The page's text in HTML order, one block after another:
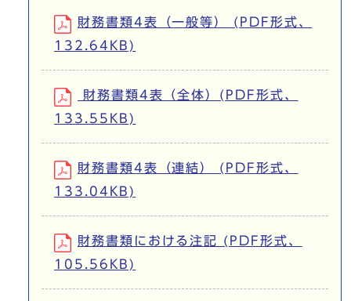
財務書類4表（一般等） (PDF形式、
132.64KB)
財務書類4表（全体）(PDF形式、
133.55KB)
財務書類4表（連結） (PDF形式、
133.04KB)
財務書類における注記 (PDF形式、
105.56KB)